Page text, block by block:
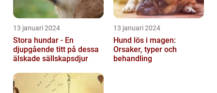
13 januari 2024
Stora hundar - En
djupgående titt på dessa
älskade sällskapsdjur
13 januari 2024
Hund lös i magen:
Orsaker, typer och
behandling